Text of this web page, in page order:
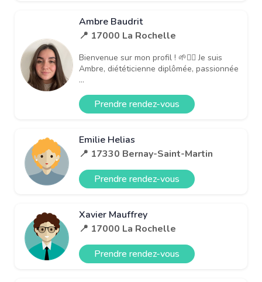
Ambre Baudrit
📍 17000 La Rochelle
Bienvenue sur mon profil ! 🌱👩‍⚕️ Je suis
Ambre, diététicienne diplômée, passionnée
...
Prendre rendez-vous
Emilie Helias
📍 17330 Bernay-Saint-Martin
Prendre rendez-vous
Xavier Mauffrey
📍 17000 La Rochelle
Prendre rendez-vous